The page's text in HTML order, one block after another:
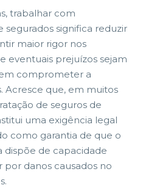
trabalhar com
segurados significa reduzir
maior rigor nos
eventuais prejuízos sejam
comprometer a
Acresce que, em muitos
de seguros de
uma exigência legal
como garantia de que o
dispõe de capacidade
danos causados no